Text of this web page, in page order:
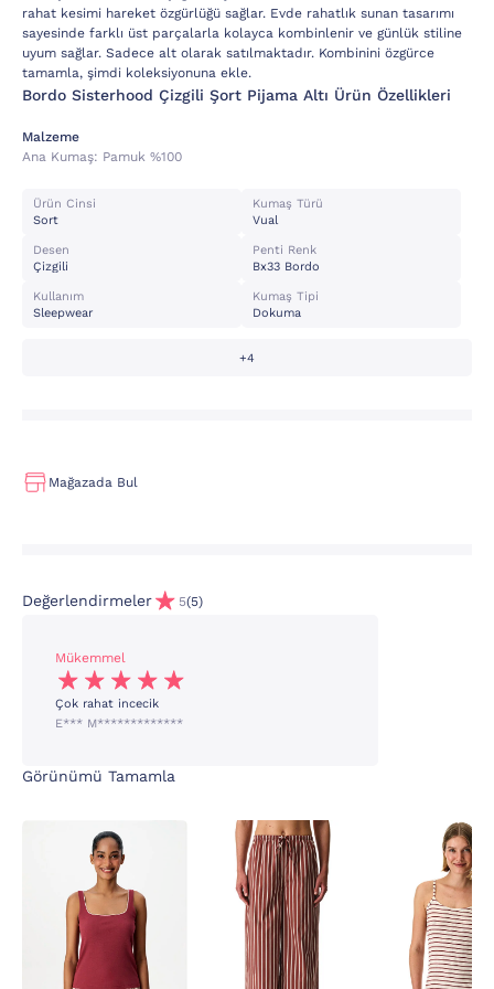
rahat kesimi hareket özgürlüğü sağlar. Evde rahatlık sunan tasarımı
sayesinde farklı üst parçalarla kolayca kombinlenir ve günlük stiline
uyum sağlar. Sadece alt olarak satılmaktadır. Kombinini özgürce
tamamla, şimdi koleksiyonuna ekle.
Bordo Sisterhood Çizgili Şort Pijama Altı Ürün Özellikleri
Malzeme
Ana Kumaş: Pamuk %100
Ürün Cinsi
Sort
Kumaş Türü
Vual
Desen
Çizgili
Penti Renk
Bx33 Bordo
Kullanım
Sleepwear
Kumaş Tipi
Dokuma
+4
Mağazada Bul
Değerlendirmeler 5(5)
Mükemmel
Çok rahat incecik
E*** M*************
Görünümü Tamamla